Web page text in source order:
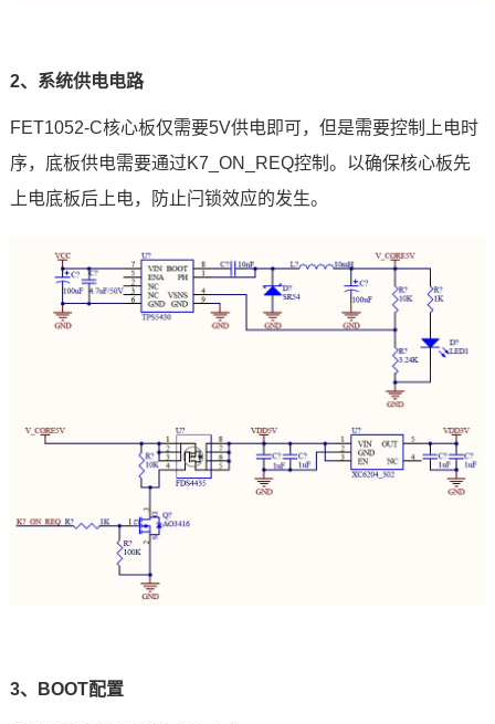
2、系统供电电路
FET1052-C核心板仅需要5V供电即可，但是需要控制上电时
序，底板供电需要通过K7_ON_REQ控制。以确保核心板先
上电底板后上电，防止闩锁效应的发生。
3、BOOT配置